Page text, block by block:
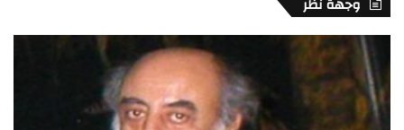
وجهة نظر